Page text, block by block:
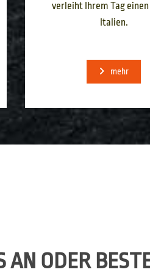
verleiht Ihrem Tag einen
Italien.
mehr
AN ODER